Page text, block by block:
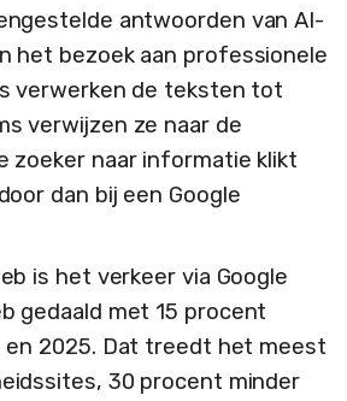
antwoorden van AI-
het bezoek aan professionele
verwerken de teksten tot
verwijzen ze naar de
zoeker naar informatie klikt
dan bij een Google
is het verkeer via Google
gedaald met 15 procent
en 2025. Dat treedt het meest
30 procent minder